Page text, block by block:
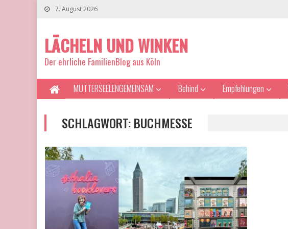
7. August 2026
LÄCHELN UND WINKEN
Der ehrliche FamilienBlog aus Köln
MUTTERSEELENGEMEINSAM Behind Empfehlungen
SCHLAGWORT:BUCHMESSE